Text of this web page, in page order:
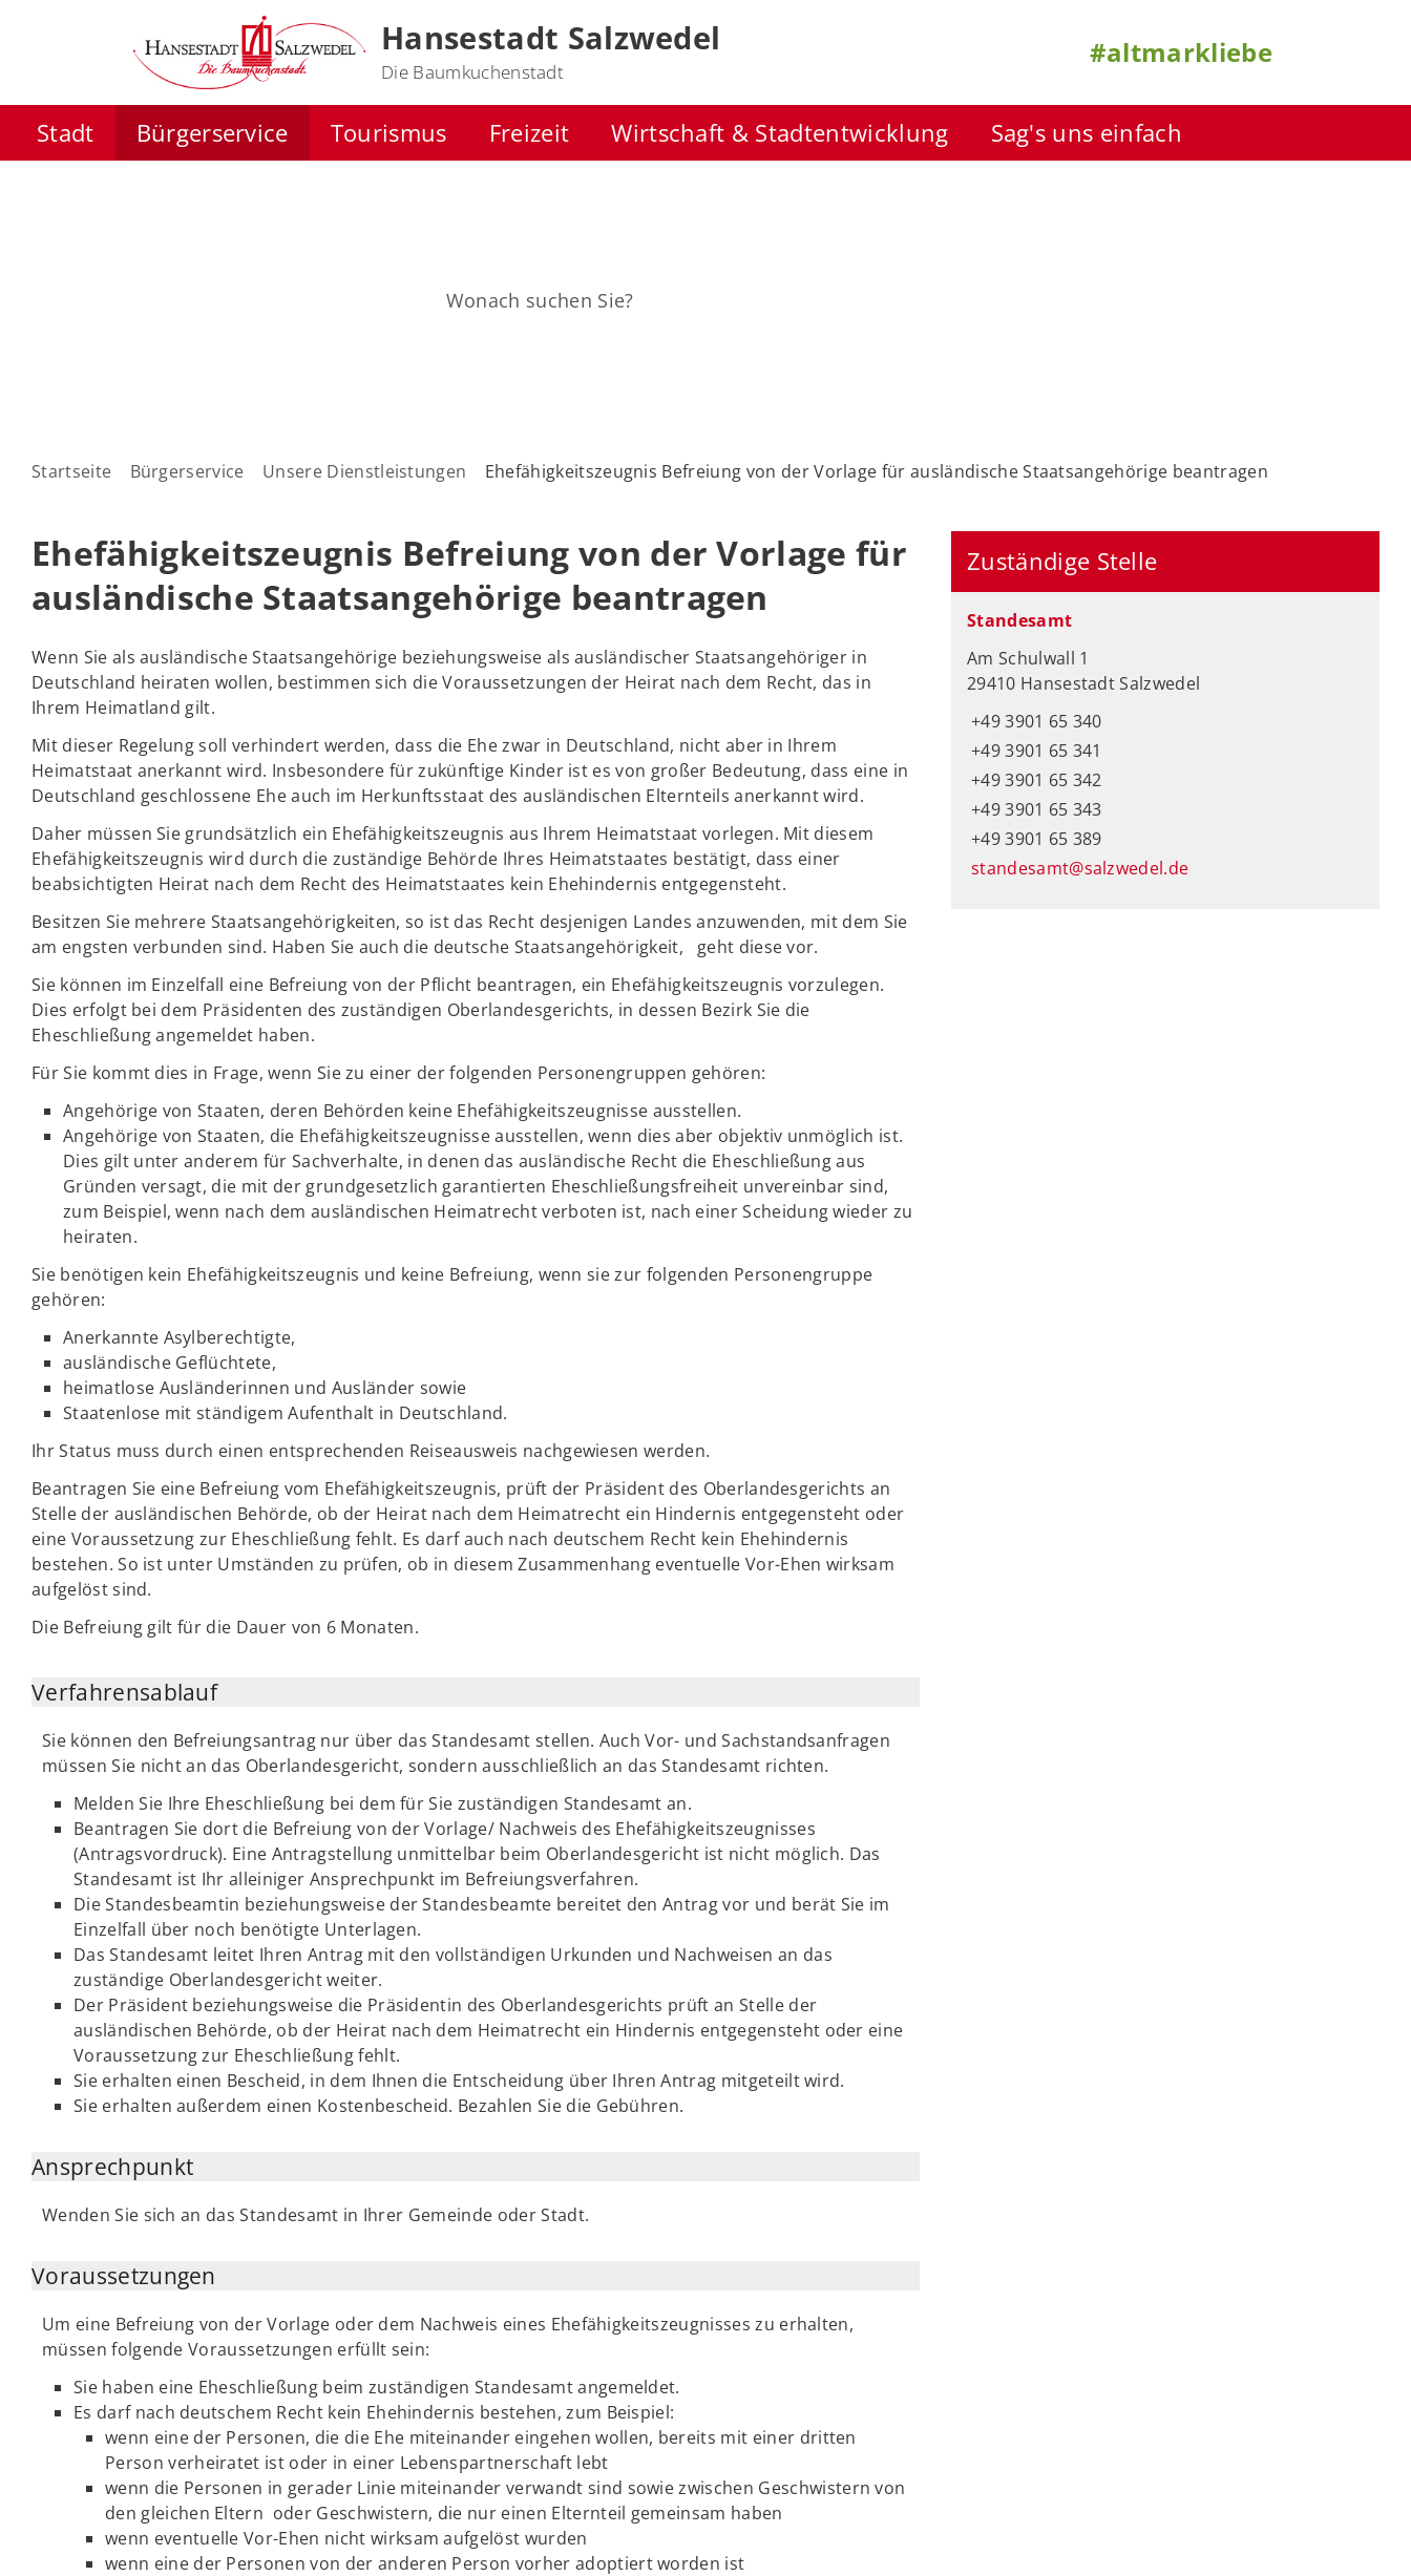
Hansestadt Salzwedel
Die Baumkuchenstadt
#altmarkliebe
Stadt Bürgerservice Tourismus Freizeit Wirtschaft & Stadtentwicklung Sag's uns einfach
Startseite Bürgerservice Unsere Dienstleistungen Ehefähigkeitszeugnis Befreiung von der Vorlage für ausländische Staatsangehörige beantragen
Ehefähigkeitszeugnis Befreiung von der Vorlage für
ausländische Staatsangehörige beantragen
Wenn Sie als ausländische Staatsangehörige beziehungsweise als ausländischer Staatsangehöriger in
Deutschland heiraten wollen, bestimmen sich die Voraussetzungen der Heirat nach dem Recht, das in
Ihrem Heimatland gilt.
Mit dieser Regelung soll verhindert werden, dass die Ehe zwar in Deutschland, nicht aber in Ihrem
Heimatstaat anerkannt wird. Insbesondere für zukünftige Kinder ist es von großer Bedeutung, dass eine in
Deutschland geschlossene Ehe auch im Herkunftsstaat des ausländischen Elternteils anerkannt wird.
Daher müssen Sie grundsätzlich ein Ehefähigkeitszeugnis aus Ihrem Heimatstaat vorlegen. Mit diesem
Ehefähigkeitszeugnis wird durch die zuständige Behörde Ihres Heimatstaates bestätigt, dass einer
beabsichtigten Heirat nach dem Recht des Heimatstaates kein Ehehindernis entgegensteht.
Besitzen Sie mehrere Staatsangehörigkeiten, so ist das Recht desjenigen Landes anzuwenden, mit dem Sie
am engsten verbunden sind. Haben Sie auch die deutsche Staatsangehörigkeit, geht diese vor.
Sie können im Einzelfall eine Befreiung von der Pflicht beantragen, ein Ehefähigkeitszeugnis vorzulegen.
Dies erfolgt bei dem Präsidenten des zuständigen Oberlandesgerichts, in dessen Bezirk Sie die
Eheschließung angemeldet haben.
Für Sie kommt dies in Frage, wenn Sie zu einer der folgenden Personengruppen gehören:
Angehörige von Staaten, deren Behörden keine Ehefähigkeitszeugnisse ausstellen.
Angehörige von Staaten, die Ehefähigkeitszeugnisse ausstellen, wenn dies aber objektiv unmöglich ist.
Dies gilt unter anderem für Sachverhalte, in denen das ausländische Recht die Eheschließung aus
Gründen versagt, die mit der grundgesetzlich garantierten Eheschließungsfreiheit unvereinbar sind,
zum Beispiel, wenn nach dem ausländischen Heimatrecht verboten ist, nach einer Scheidung wieder zu
heiraten.
Sie benötigen kein Ehefähigkeitszeugnis und keine Befreiung, wenn sie zur folgenden Personengruppe
gehören:
Anerkannte Asylberechtigte,
ausländische Geflüchtete,
heimatlose Ausländerinnen und Ausländer sowie
Staatenlose mit ständigem Aufenthalt in Deutschland.
Ihr Status muss durch einen entsprechenden Reiseausweis nachgewiesen werden.
Beantragen Sie eine Befreiung vom Ehefähigkeitszeugnis, prüft der Präsident des Oberlandesgerichts an
Stelle der ausländischen Behörde, ob der Heirat nach dem Heimatrecht ein Hindernis entgegensteht oder
eine Voraussetzung zur Eheschließung fehlt. Es darf auch nach deutschem Recht kein Ehehindernis
bestehen. So ist unter Umständen zu prüfen, ob in diesem Zusammenhang eventuelle Vor-Ehen wirksam
aufgelöst sind.
Die Befreiung gilt für die Dauer von 6 Monaten.
Verfahrensablauf
Sie können den Befreiungsantrag nur über das Standesamt stellen. Auch Vor- und Sachstandsanfragen
müssen Sie nicht an das Oberlandesgericht, sondern ausschließlich an das Standesamt richten.
Melden Sie Ihre Eheschließung bei dem für Sie zuständigen Standesamt an.
Beantragen Sie dort die Befreiung von der Vorlage/ Nachweis des Ehefähigkeitszeugnisses
(Antragsvordruck). Eine Antragstellung unmittelbar beim Oberlandesgericht ist nicht möglich. Das
Standesamt ist Ihr alleiniger Ansprechpunkt im Befreiungsverfahren.
Die Standesbeamtin beziehungsweise der Standesbeamte bereitet den Antrag vor und berät Sie im
Einzelfall über noch benötigte Unterlagen.
Das Standesamt leitet Ihren Antrag mit den vollständigen Urkunden und Nachweisen an das
zuständige Oberlandesgericht weiter.
Der Präsident beziehungsweise die Präsidentin des Oberlandesgerichts prüft an Stelle der
ausländischen Behörde, ob der Heirat nach dem Heimatrecht ein Hindernis entgegensteht oder eine
Voraussetzung zur Eheschließung fehlt.
Sie erhalten einen Bescheid, in dem Ihnen die Entscheidung über Ihren Antrag mitgeteilt wird.
Sie erhalten außerdem einen Kostenbescheid. Bezahlen Sie die Gebühren.
Ansprechpunkt
Wenden Sie sich an das Standesamt in Ihrer Gemeinde oder Stadt.
Voraussetzungen
Um eine Befreiung von der Vorlage oder dem Nachweis eines Ehefähigkeitszeugnisses zu erhalten,
müssen folgende Voraussetzungen erfüllt sein:
Sie haben eine Eheschließung beim zuständigen Standesamt angemeldet.
Es darf nach deutschem Recht kein Ehehindernis bestehen, zum Beispiel:
wenn eine der Personen, die die Ehe miteinander eingehen wollen, bereits mit einer dritten
Person verheiratet ist oder in einer Lebenspartnerschaft lebt
wenn die Personen in gerader Linie miteinander verwandt sind sowie zwischen Geschwistern von
den gleichen Eltern oder Geschwistern, die nur einen Elternteil gemeinsam haben
wenn eventuelle Vor-Ehen nicht wirksam aufgelöst wurden
wenn eine der Personen von der anderen Person vorher adoptiert worden ist
Zuständige Stelle
Standesamt
Am Schulwall 1
29410 Hansestadt Salzwedel
+49 3901 65 340
+49 3901 65 341
+49 3901 65 342
+49 3901 65 343
+49 3901 65 389
standesamt@salzwedel.de